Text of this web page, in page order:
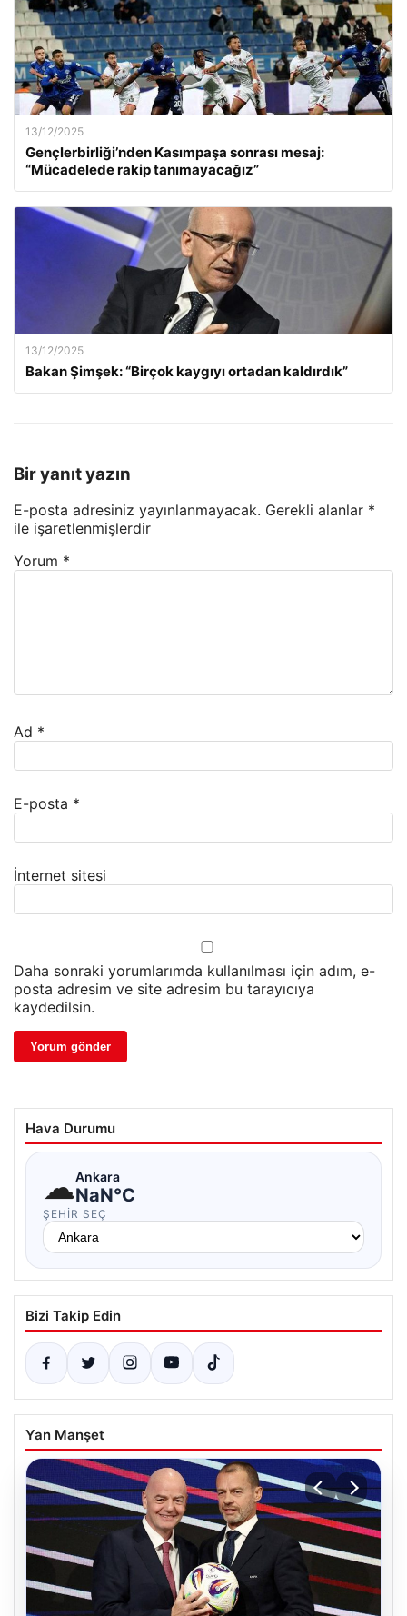
13/12/2025
Gençlerbirliği’nden Kasımpaşa sonrası mesaj:
“Mücadelede rakip tanımayacağız”
13/12/2025
Bakan Şimşek: “Birçok kaygıyı ortadan kaldırdık”
Bir yanıt yazın
E-posta adresiniz yayınlanmayacak. Gerekli alanlar *
ile işaretlenmişlerdir
Yorum *
Ad *
E-posta *
İnternet sitesi
Daha sonraki yorumlarımda kullanılması için adım, e-
posta adresim ve site adresim bu tarayıcıya
kaydedilsin.
Hava Durumu
☁Ankara
NaN°C
ŞEHIR SEÇ
Bizi Takip Edin
Yan Manşet